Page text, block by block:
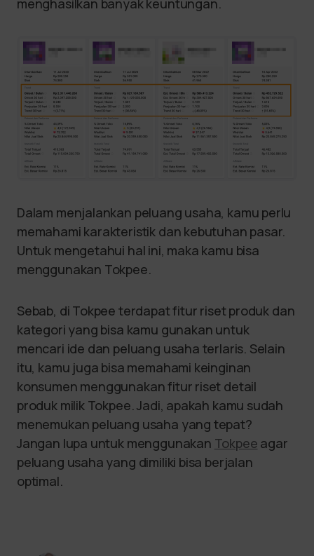
menghasilkan banyak keuntungan.
Dalam menjalankan peluang usaha, kamu perlu
memahami karakteristik dan kebutuhan pasar.
Untuk mengetahui hal ini, maka kamu bisa
menggunakan Tokpee.
Sebab, di Tokpee terdapat fitur riset produk dan
kategori yang bisa kamu gunakan untuk
mencari ide dan peluang usaha terlaris. Selain
itu, kamu juga bisa memahami keinginan
konsumen menggunakan fitur riset detail
produk milik Tokpee. Jadi, apakah kamu sudah
menemukan peluang usaha yang tepat?
Jangan lupa untuk menggunakan Tokpee agar
peluang usaha yang dimiliki bisa berjalan
optimal.